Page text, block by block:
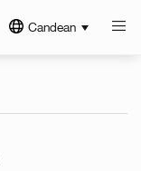
Candean